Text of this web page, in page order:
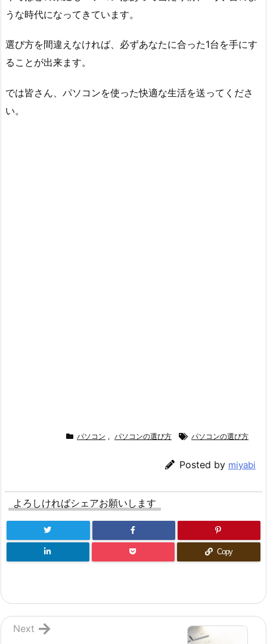
うな時代になってきています。
選び方を間違えなければ、必ずあなたに合った1台を手にす
ることが出来ます。
では皆さん、パソコンを使った快適な生活を送ってくださ
い。
パソコン , パソコンの選び方 パソコンの選び方
Posted by miyabi
よろしければシェアお願いします
Copy
Next